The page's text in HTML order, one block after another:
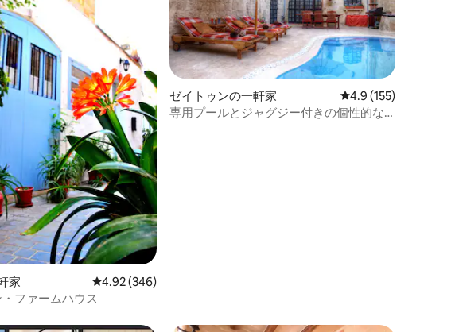
つ星の平均評価
家 レビュー346件、5つ星中4.92つ星の平均評価
4.92 (346)
ファームハウス
ゼイトゥンの一軒家 レビュー155件、5つ
4.9 (155)
専用プールとジャグジー付きの個性的な